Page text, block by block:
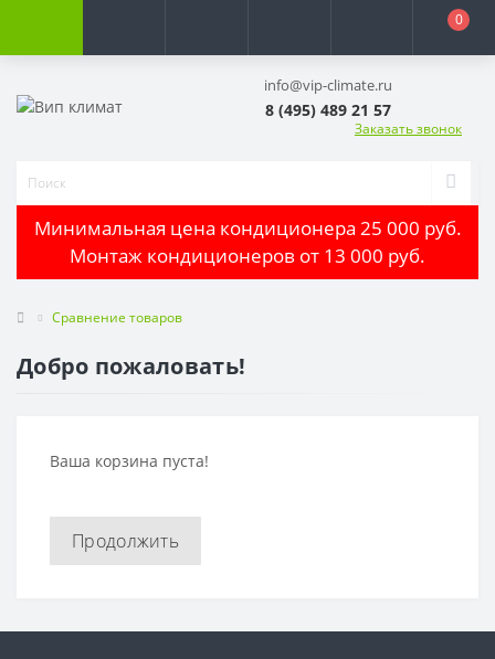
0
info@vip-climate.ru
8 (495) 489 21 57
Заказать звонок
Минимальная цена кондиционера 25 000 руб.
Монтаж кондиционеров от 13 000 руб.
Сравнение товаров
Добро пожаловать!
Ваша корзина пуста!
Продолжить